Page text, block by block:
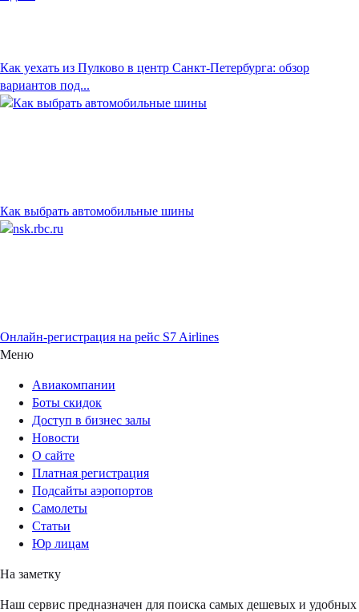
Как уехать из Пулково в центр Санкт-Петербурга: обзор
вариантов под...
Как выбрать автомобильные шины
Онлайн-регистрация на рейс S7 Airlines
Меню
Авиакомпании
Боты скидок
Доступ в бизнес залы
Новости
О сайте
Платная регистрация
Подсайты аэропортов
Самолеты
Статьи
Юр лицам
На заметку
Наш сервис предназначен для поиска самых дешевых и удобных